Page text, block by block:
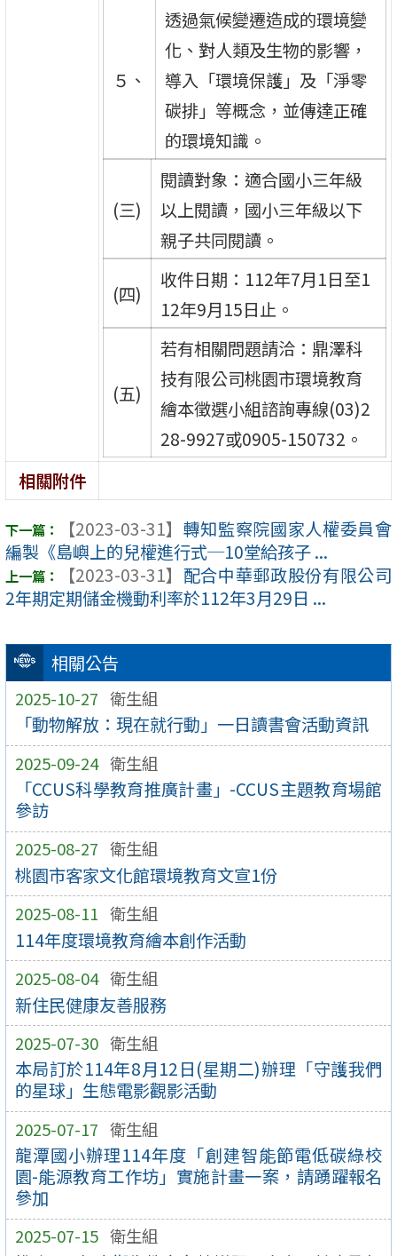
相關公告
2025-10-27 衛生組
「動物解放：現在就行動」一日讀書會活動資訊
2025-09-24 衛生組
「CCUS科學教育推廣計畫」-CCUS主題教育場館
參訪
2025-08-27 衛生組
桃園市客家文化館環境教育文宣1份
2025-08-11 衛生組
114年度環境教育繪本創作活動
2025-08-04 衛生組
新住民健康友善服務
2025-07-30 衛生組
本局訂於114年8月12日(星期二)辦理「守護我們
的星球」生態電影觀影活動
2025-07-17 衛生組
龍潭國小辦理114年度「創建智能節電低碳綠校
園-能源教育工作坊」實施計畫一案，請踴躍報名
參加
2025-07-15 衛生組
５、
透過氣候變遷造成的環境變
化、對人類及生物的影響，
導入「環境保護」及「淨零
碳排」等概念，並傳達正確
的環境知識。
(三)
閱讀對象：適合國小三年級
以上閱讀，國小三年級以下
親子共同閱讀。
(四)
收件日期：112年7月1日至1
12年9月15日止。
(五)
若有相關問題請洽：鼎澤科
技有限公司桃園市環境教育
繪本徵選小組諮詢專線(03)2
28-9927或0905-150732。
相關附件
【2023-03-31】 轉知監察院國家人權委員會
編製《島嶼上的兒權進行式─10堂給孩子 ...
【2023-03-31】 配合中華郵政股份有限公司
2年期定期儲金機動利率於112年3月29日 ...